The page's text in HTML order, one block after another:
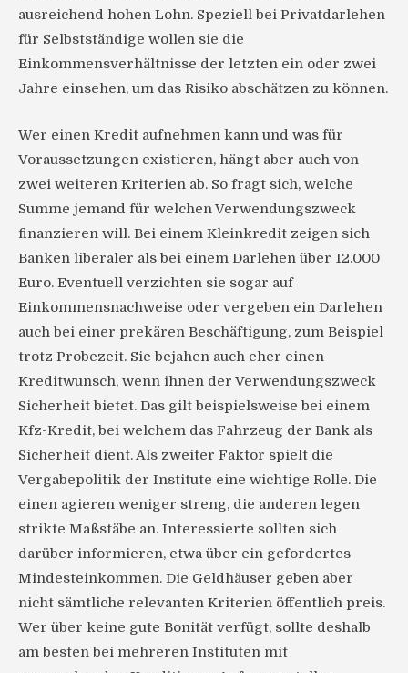
ausreichend hohen Lohn. Speziell bei Privatdarlehen
für Selbstständige wollen sie die
Einkommensverhältnisse der letzten ein oder zwei
Jahre einsehen, um das Risiko abschätzen zu können.
Wer einen Kredit aufnehmen kann und was für
Voraussetzungen existieren, hängt aber auch von
zwei weiteren Kriterien ab. So fragt sich, welche
Summe jemand für welchen Verwendungszweck
finanzieren will. Bei einem Kleinkredit zeigen sich
Banken liberaler als bei einem Darlehen über 12.000
Euro. Eventuell verzichten sie sogar auf
Einkommensnachweise oder vergeben ein Darlehen
auch bei einer prekären Beschäftigung, zum Beispiel
trotz Probezeit. Sie bejahen auch eher einen
Kreditwunsch, wenn ihnen der Verwendungszweck
Sicherheit bietet. Das gilt beispielsweise bei einem
Kfz-Kredit, bei welchem das Fahrzeug der Bank als
Sicherheit dient. Als zweiter Faktor spielt die
Vergabepolitik der Institute eine wichtige Rolle. Die
einen agieren weniger streng, die anderen legen
strikte Maßstäbe an. Interessierte sollten sich
darüber informieren, etwa über ein gefordertes
Mindesteinkommen. Die Geldhäuser geben aber
nicht sämtliche relevanten Kriterien öffentlich preis.
Wer über keine gute Bonität verfügt, sollte deshalb
am besten bei mehreren Instituten mit